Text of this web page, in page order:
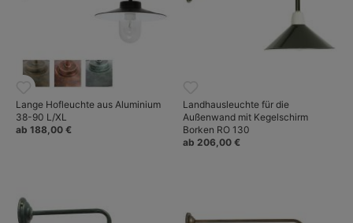
Lange Hofleuchte aus Aluminium
38-90 L/XL
ab 188,00 €
Landhausleuchte für die
Außenwand mit Kegelschirm
Borken RO 130
ab 206,00 €